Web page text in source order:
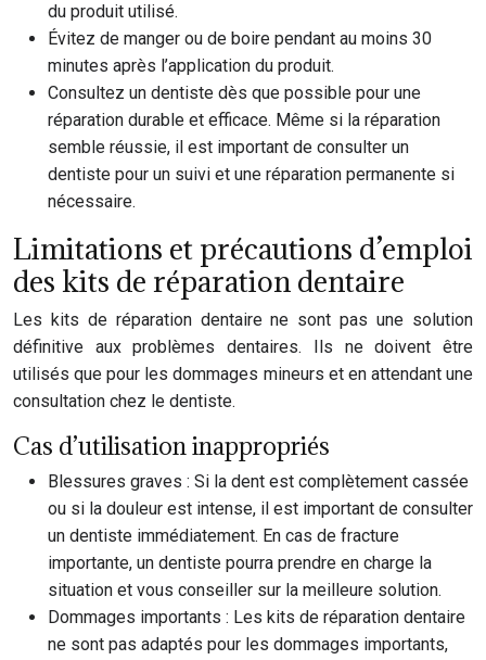
du produit utilisé.
Évitez de manger ou de boire pendant au moins 30
minutes après l’application du produit.
Consultez un dentiste dès que possible pour une
réparation durable et efficace. Même si la réparation
semble réussie, il est important de consulter un
dentiste pour un suivi et une réparation permanente si
nécessaire.
Limitations et précautions d’emploi
des kits de réparation dentaire
Les kits de réparation dentaire ne sont pas une solution
définitive aux problèmes dentaires. Ils ne doivent être
utilisés que pour les dommages mineurs et en attendant une
consultation chez le dentiste.
Cas d’utilisation inappropriés
Blessures graves : Si la dent est complètement cassée
ou si la douleur est intense, il est important de consulter
un dentiste immédiatement. En cas de fracture
importante, un dentiste pourra prendre en charge la
situation et vous conseiller sur la meilleure solution.
Dommages importants : Les kits de réparation dentaire
ne sont pas adaptés pour les dommages importants,